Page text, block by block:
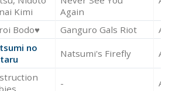
Kimi
Again
Bodo♥ Ganguro Gals Riot
no
Natsumi's Firefly
-